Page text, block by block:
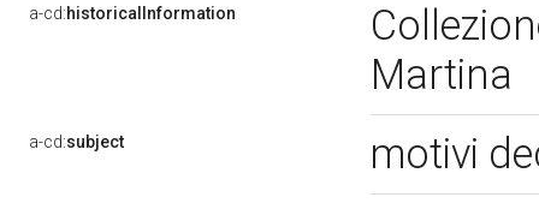
a-cd:historicalInformation
Martina
a-cd:subject motivi